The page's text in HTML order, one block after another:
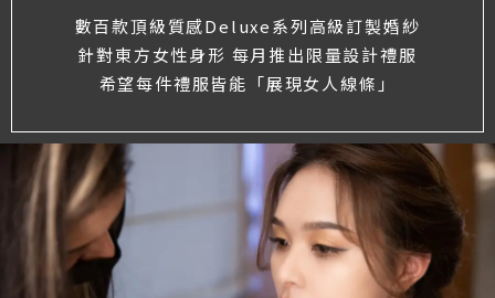
數百款頂級質感Deluxe系列高級訂製婚紗
針對東方女性身形 每月推出限量設計禮服
希望每件禮服皆能「展現女人線條」